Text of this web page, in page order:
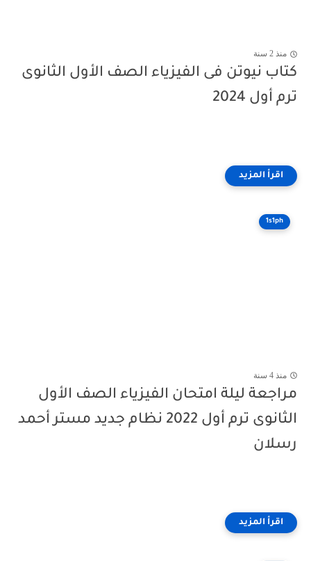
منذ 2 سنة
كتاب نيوتن فى الفيزياء الصف الأول الثانوى
ترم أول 2024
1s1ph
منذ 4 سنة
مراجعة ليلة امتحان الفيزياء الصف الأول
الثانوى ترم أول 2022 نظام جديد مستر أحمد
رسلان